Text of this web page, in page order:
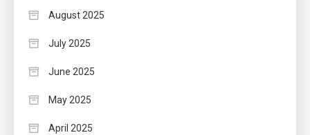
August 2025
July 2025
June 2025
May 2025
April 2025